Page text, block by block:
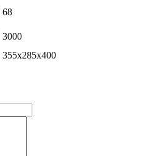
68
3000
355х285х400